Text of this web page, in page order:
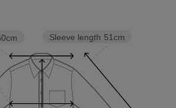
Sleeve length 51cm